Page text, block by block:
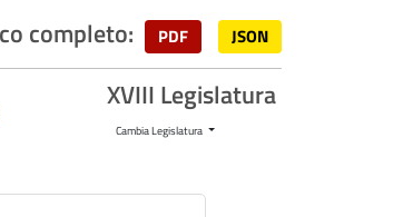
completo: PDF JSON
XVIII Legislatura
Cambia Legislatura